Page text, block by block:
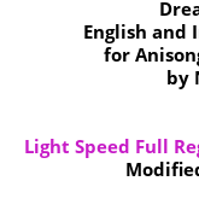
English and
for
by
Light Speed Full